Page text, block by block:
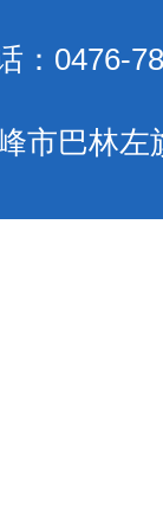
：0476-
市巴林